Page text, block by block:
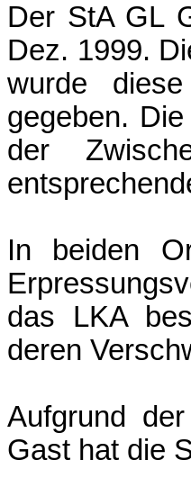
Der StA GL
Dez. 1999.
wurde
gegeben.
der
In beiden
das LKA
deren
Aufgrund
Gast hat die